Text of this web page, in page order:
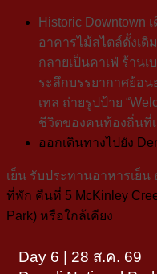
Historic Downtown
อาคารไม้สไตล์ดั้งเ
กลายเป็นคาเฟ่ ร้าน
ระลึกบรรยากาศย้อ
เทล ถ่ายรูปป้าย
ชีวิตของคนท้องถิ่นที่
ออกเดินทางไปยัง
เย็น รับประทานอาหารเย็
ที่พัก คืนที่ 5 McKinley
Park) หรือใกล้เคียง
Day 6 | 28 ส.ค. 69